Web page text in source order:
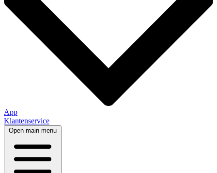
App
Klantenservice
Open main menu